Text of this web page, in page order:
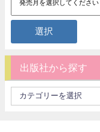
出版社から探す